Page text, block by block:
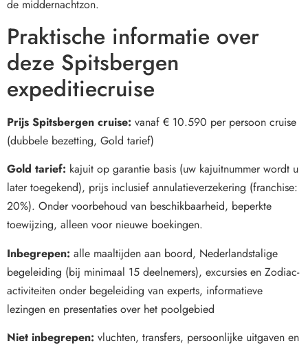
de middernachtzon.
Praktische informatie over
deze Spitsbergen
expeditiecruise
Prijs Spitsbergen cruise: vanaf € 10.590 per persoon cruise
(dubbele bezetting, Gold tarief)
Gold tarief: kajuit op garantie basis (uw kajuitnummer wordt u
later toegekend), prijs inclusief annulatieverzekering (franchise:
20%). Onder voorbehoud van beschikbaarheid, beperkte
toewijzing, alleen voor nieuwe boekingen.
Inbegrepen: alle maaltijden aan boord, Nederlandstalige
begeleiding (bij minimaal 15 deelnemers), excursies en Zodiac-
activiteiten onder begeleiding van experts, informatieve
lezingen en presentaties over het poolgebied
Niet inbegrepen: vluchten, transfers, persoonlijke uitgaven en